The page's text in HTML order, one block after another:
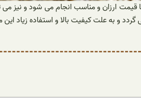
ارزان و مناسب انجام می شود و نیز
و به علت کیفیت بالا و استفاده زیاد